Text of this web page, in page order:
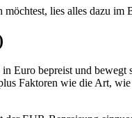
lies alles dazu im
Euro bepreist und
Faktoren wie die Art,